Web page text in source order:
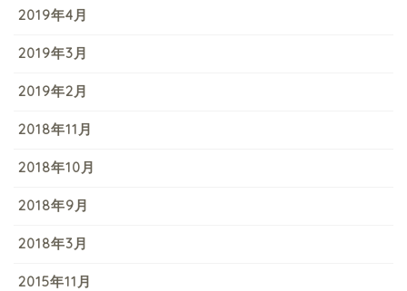
2019年4月
2019年3月
2019年2月
2018年11月
2018年10月
2018年9月
2018年3月
2015年11月